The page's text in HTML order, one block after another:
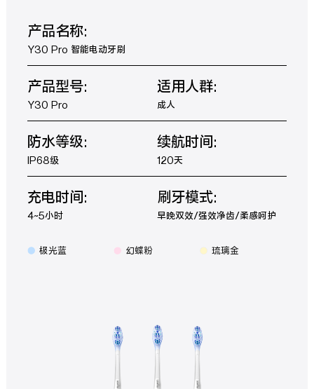
产品名称:
Y30 Pro 智能电动牙刷
产品型号:
Y30 Pro
适用人群:
成人
防水等级:
IP68级
续航时间:
120天
充电时间:
4~5小时
刷牙模式:
早晚双效/强效净齿/柔感呵护
极光蓝 幻蝶粉 琉璃金